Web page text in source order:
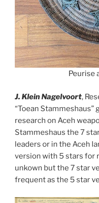
Peurise
J. Klein Nagelvoort,
“Toean
research on Aceh
Stammeshaus the 7
leaders or in the Aceh
version with 5 stars for
unkown but the 7 star
frequent as the 5 star